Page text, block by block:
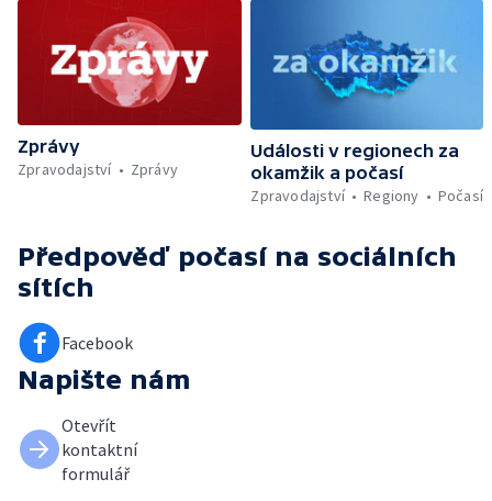
Zprávy
Zpravodajství
Zprávy
Události v regionech za
okamžik a počasí
Zpravodajství
Regiony Počasí
Předpověď počasí na sociálních
sítích
Facebook
Napište nám
Otevřít
kontaktní
formulář